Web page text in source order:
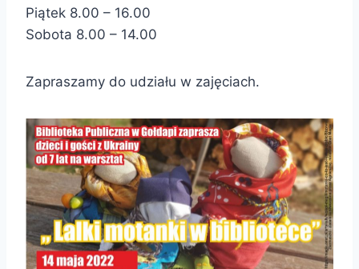
Piątek 8.00 – 16.00
Sobota 8.00 – 14.00
Zapraszamy do udziału w zajęciach.